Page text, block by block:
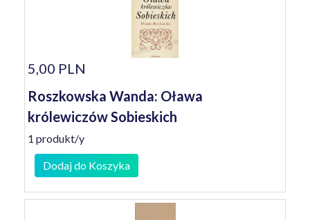
5,00 PLN
Roszkowska Wanda: Oława
królewiczów Sobieskich
1 produkt/y
Dodaj do Koszyka